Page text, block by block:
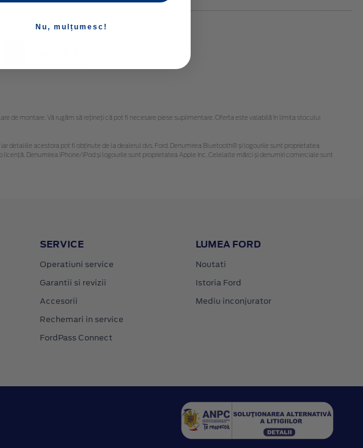
de montare. Vă rugăm să rețineți că pot fi necesare piese suplimentare. Oferta este valabilă în limita stocului
detaliile acestora pot fi obținute de la dealerul dvs. Ford. Denumirea Bluetooth® și logourile sunt proprietatea
Denumirea iPhone/iPod și logourile sunt proprietatea Apple Inc. Celelalte mărci și denumiri comerciale sunt
SERVICE
Operatiuni service
Garantii si revizii
Accesorii
Rechemari in service
FordPass Connect
LUMEA FORD
Noutati
Istoria Ford
Mediu inconjurator
Nu, mulțumesc!